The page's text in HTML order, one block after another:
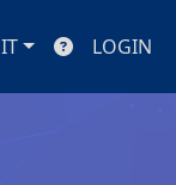
IT LOGIN